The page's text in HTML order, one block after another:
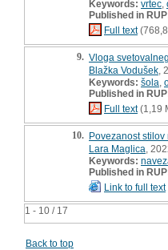
1 - 10 / 17
Keywords: vrtec
Published in
Full text
9. Vloga
Blažka Vodušek
Keywords: šola
Published in
Full text(1,19
10. Povezanost
Lara Maglica ,
Keywords:
Published in
Link to full text
Back to top